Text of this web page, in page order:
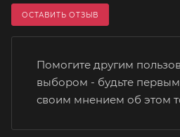
ОСТАВИТЬ ОТЗЫВ
Помогите другим
выбором - будьте
своим мнением об этом